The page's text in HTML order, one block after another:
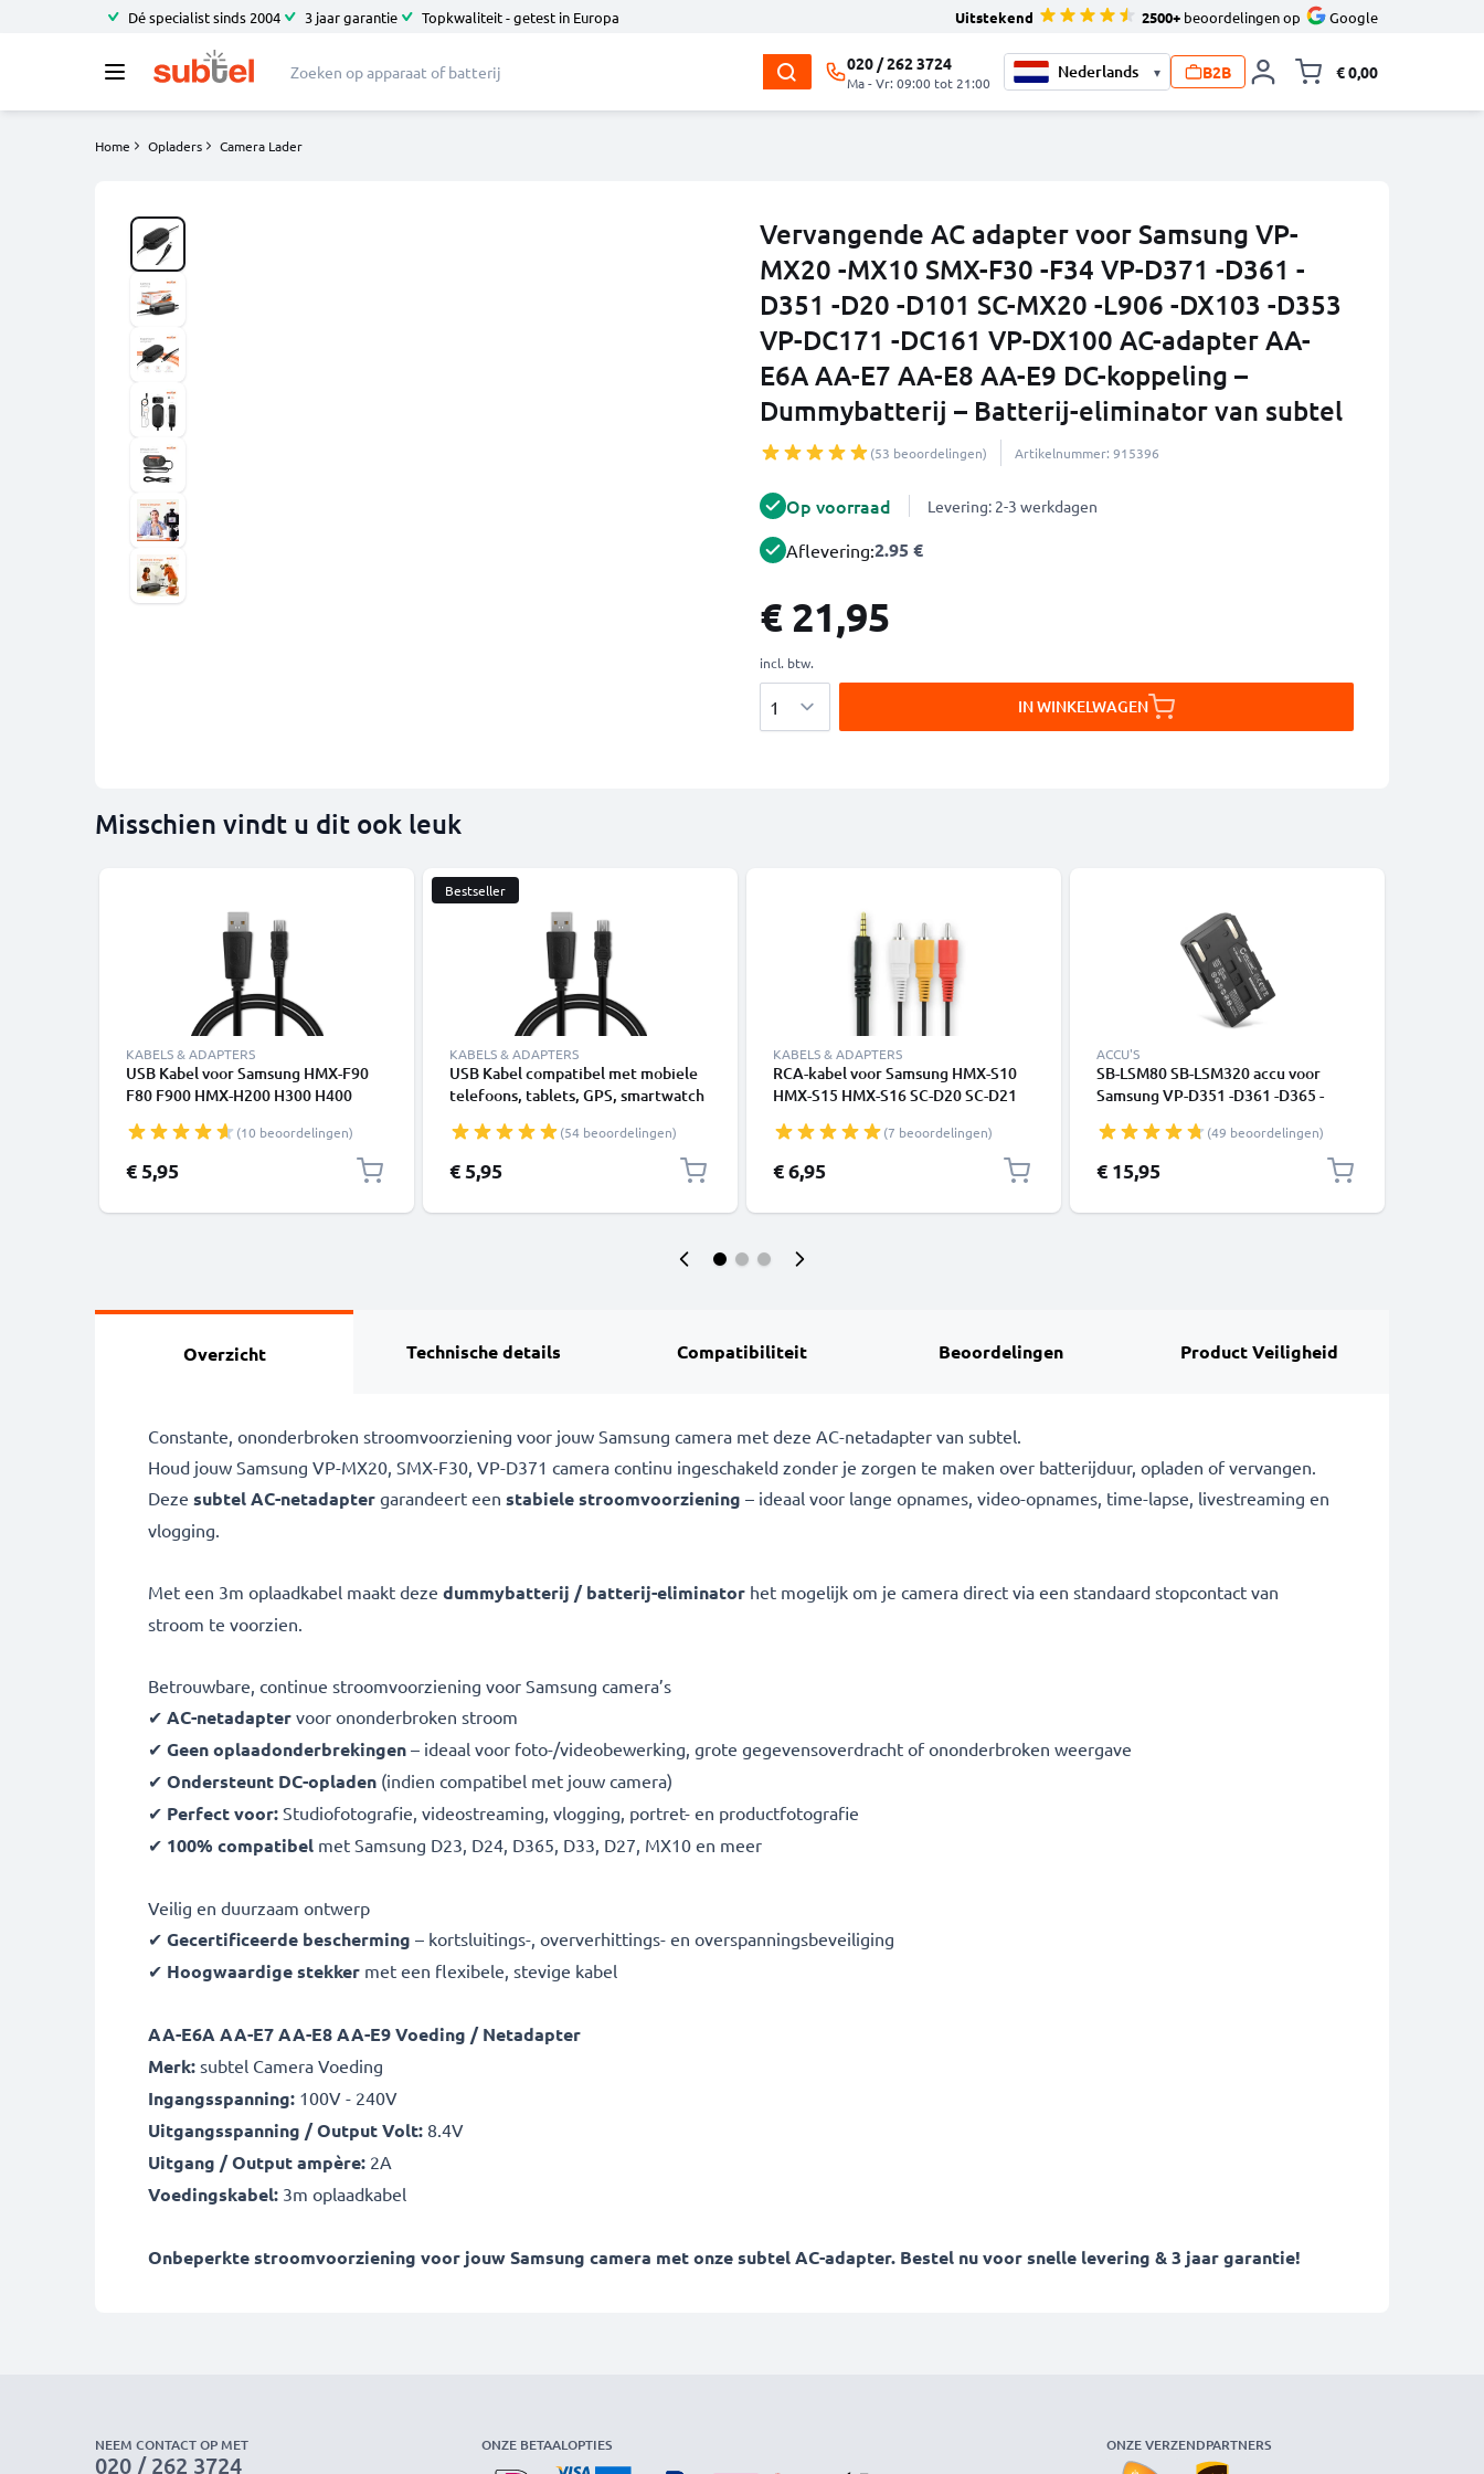
Dé specialist sinds 2004 3 jaar garantie Topkwaliteit - getest in Europa Uitstekend 2500+ beoordelingen op Google
020 / 262 3724
Ma - Vr: 09:00 tot 21:00
▾ B2B € 0,00
Home Opladers Camera Lader
Vervangende AC adapter voor Samsung VP-
MX20 -MX10 SMX-F30 -F34 VP-D371 -D361 -
D351 -D20 -D101 SC-MX20 -L906 -DX103 -D353
VP-DC171 -DC161 VP-DX100 AC-adapter AA-
E6A AA-E7 AA-E8 AA-E9 DC-koppeling –
Dummybatterij – Batterij-eliminator van subtel
(53 beoordelingen) Artikelnummer: 915396
Op voorraad Levering: 2-3 werkdagen
Aflevering:2.95 €
€ 21,95
incl. btw.
IN WINKELWAGEN
Misschien vindt u dit ook leuk
KABELS & ADAPTERS
USB Kabel voor Samsung HMX-F90
F80 F900 HMX-H200 H300 H400
DX103 SC-D353 VP-D361 - 1m
Oplaadkabel 1A Camera foto PVC
Datakabel zwart
(10 beoordelingen)
€ 5,95
Bestseller
KABELS & ADAPTERS
USB Kabel compatibel met mobiele
telefoons, tablets, GPS, smartwatch
PVC
(54 beoordelingen)
€ 5,95
KABELS & ADAPTERS
RCA-kabel voor Samsung HMX-S10
HMX-S15 HMX-S16 SC-D20 SC-D21
Camera, Console – AV-kabel, RCA-
connector, Audio-Video Composiet
(7 beoordelingen)
€ 6,95
ACCU'S
SB-LSM80 SB-LSM320 accu voor
Samsung VP-D351 -D361 -D365 -
VP-DC163 DC175 VP-DC575 -DC565
SC-D375 - 800mAh vervangende accu
voor camera
(49 beoordelingen)
€ 15,95
Overzicht Technische details Compatibiliteit Beoordelingen Product Veiligheid
Constante, ononderbroken stroomvoorziening voor jouw Samsung camera met deze AC-netadapter van subtel.
Houd jouw Samsung VP-MX20, SMX-F30, VP-D371 camera continu ingeschakeld zonder je zorgen te maken over batterijduur, opladen of vervangen.
Deze subtel AC-netadapter garandeert een stabiele stroomvoorziening – ideaal voor lange opnames, video-opnames, time-lapse, livestreaming en
vlogging.
Met een 3m oplaadkabel maakt deze dummybatterij / batterij-eliminator het mogelijk om je camera direct via een standaard stopcontact van
stroom te voorzien.
Betrouwbare, continue stroomvoorziening voor Samsung camera’s
✔ AC-netadapter voor ononderbroken stroom
✔ Geen oplaadonderbrekingen – ideaal voor foto-/videobewerking, grote gegevensoverdracht of ononderbroken weergave
✔ Ondersteunt DC-opladen (indien compatibel met jouw camera)
✔ Perfect voor: Studiofotografie, videostreaming, vlogging, portret- en productfotografie
✔ 100% compatibel met Samsung D23, D24, D365, D33, D27, MX10 en meer
Veilig en duurzaam ontwerp
✔ Gecertificeerde bescherming – kortsluitings-, oververhittings- en overspanningsbeveiliging
✔ Hoogwaardige stekker met een flexibele, stevige kabel
AA-E6A AA-E7 AA-E8 AA-E9 Voeding / Netadapter
Merk: subtel Camera Voeding
Ingangsspanning: 100V - 240V
Uitgangsspanning / Output Volt: 8.4V
Uitgang / Output ampère: 2A
Voedingskabel: 3m oplaadkabel
Onbeperkte stroomvoorziening voor jouw Samsung camera met onze subtel AC-adapter. Bestel nu voor snelle levering & 3 jaar garantie!
NEEM CONTACT OP MET
020 / 262 3724
ONZE BETAALOPTIES ONZE VERZENDPARTNERS